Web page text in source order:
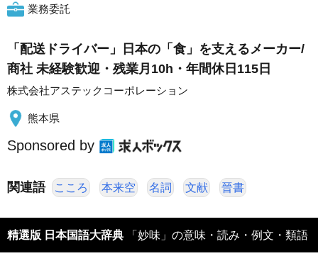
業務委託
「配送ドライバー」日本の「食」を支えるメーカー/
商社 未経験歓迎・残業月10h・年間休日115日
株式会社アステックコーポレーション
熊本県
Sponsored by
関連語 こころ 本来空 名詞 文献 晉書
精選版 日本国語大辞典 「妙味」の意味・読み・例文・類語